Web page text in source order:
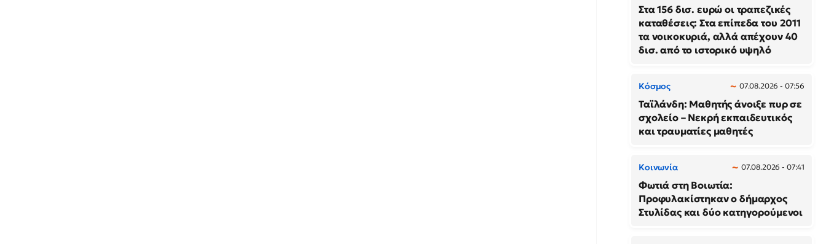
Στα 156 δισ. ευρώ οι τραπεζικές
καταθέσεις: Στα επίπεδα του 2011
τα νοικοκυριά, αλλά απέχουν 40
δισ. από το ιστορικό υψηλό
Κόσμος 07.08.2026 - 07:56
Ταϊλάνδη: Μαθητής άνοιξε πυρ σε
σχολείο – Νεκρή εκπαιδευτικός
και τραυματίες μαθητές
Κοινωνία 07.08.2026 - 07:41
Φωτιά στη Βοιωτία:
Προφυλακίστηκαν ο δήμαρχος
Στυλίδας και δύο κατηγορούμενοι